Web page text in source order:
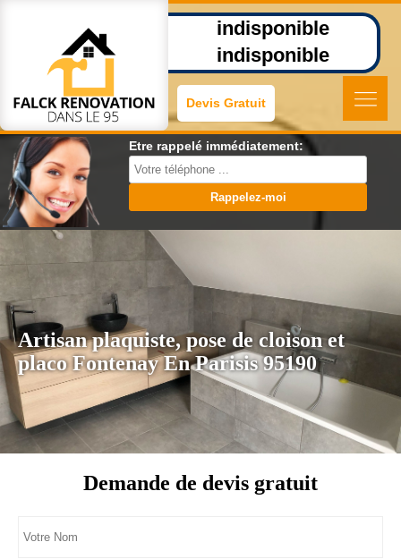
indisponible
indisponible
Devis Gratuit
Etre rappelé immédiatement:
Artisan plaquiste, pose de cloison et
placo Fontenay En Parisis 95190
Demande de devis gratuit